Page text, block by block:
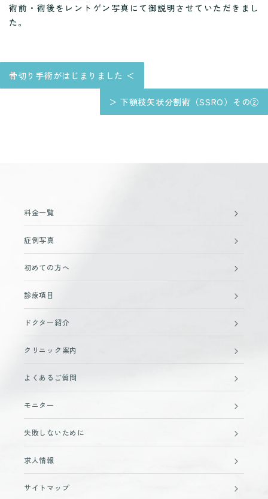
術前・術後をレントゲン写真にて御説明させていただきまし
た。
骨切り手術がはじまりました ＜
＞ 下顎枝矢状分割術（SSRO）その②
料金一覧
症例写真
初めての方へ
診療項目
ドクター紹介
クリニック案内
よくあるご質問
モニター
失敗しないために
求人情報
サイトマップ